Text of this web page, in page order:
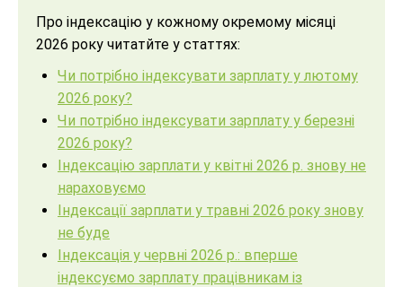
Про індексацію у кожному окремому місяці
2026 року читатйте у статтях:
Чи потрібно індексувати зарплату у лютому
2026 року?
Чи потрібно індексувати зарплату у березні
2026 року?
Індексацію зарплати у квітні 2026 р. знову не
нараховуємо
Індексації зарплати у травні 2026 року знову
не буде
Індексація у червні 2026 р.: вперше
індексуємо зарплату працівникам із